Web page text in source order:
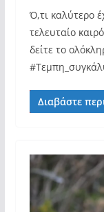
Ό,τι καλύτερο
τελευταίο
δείτε το
Διαβάστε